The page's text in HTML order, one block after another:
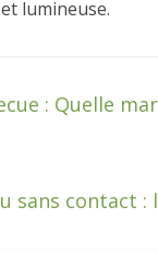
lumineuse.
: Quelle
sans contact :